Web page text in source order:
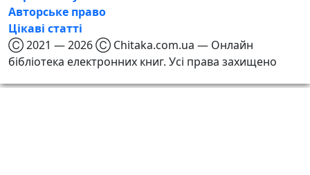
Авторське право
Цікаві статті
Ⓒ 2021 — 2026 Ⓒ Chitaka.com.ua — Онлайн
бібліотека електронних книг. Усі права захищено